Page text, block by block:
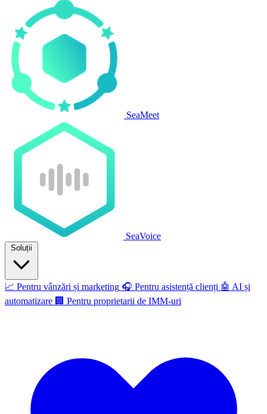
SeaMeet
SeaVoice
Soluții
📈 Pentru vânzări și marketing 🎧 Pentru asistență clienți 🤖 AI și
automatizare 🏢 Pentru proprietarii de IMM-uri